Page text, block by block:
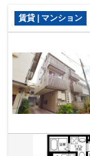
賃貸 | マンション